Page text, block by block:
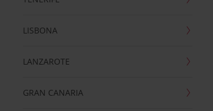
LISBONA
LANZAROTE
GRAN CANARIA